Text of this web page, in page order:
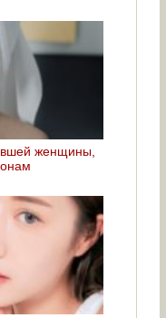
женщины,